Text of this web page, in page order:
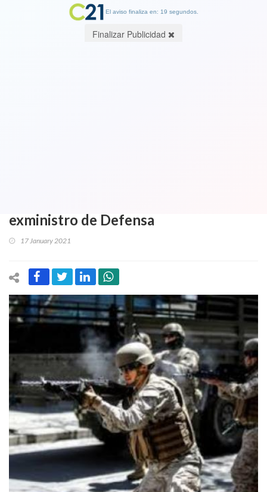
exministro de Defensa
17 January 2021
El aviso finaliza en: 19 segundos.
Finalizar Publicidad